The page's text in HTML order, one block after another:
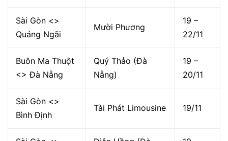
Sài Gòn <>
Quảng Ngãi
Mười Phương
19 –
22/11
Buôn Ma Thuột
<> Đà Nẵng
Quý Thảo (Đà
Nẵng)
19 –
20/11
Sài Gòn <>
Bình Định
Tài Phát Limousine 19/11